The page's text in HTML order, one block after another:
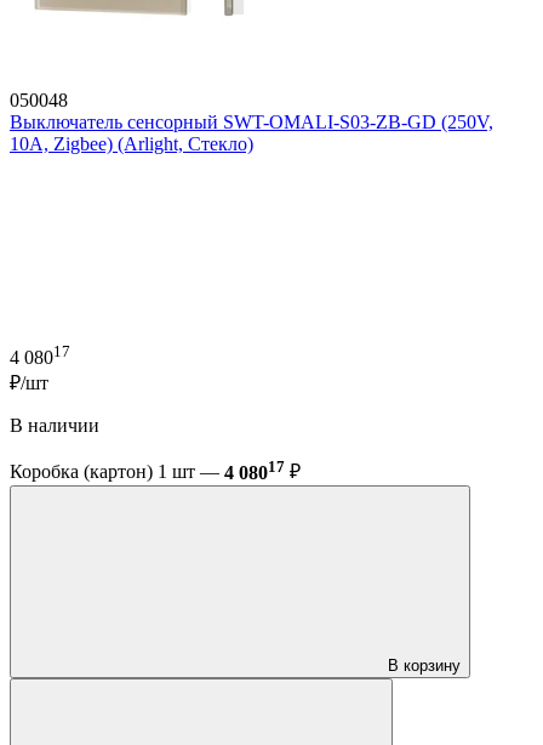
050048
Выключатель сенсорный SWT-OMALI-S03-ZB-GD (250V,
10A, Zigbee) (Arlight, Стекло)
4 08017
₽/шт
В наличии
Коробка (картон) 1 шт — 4 08017 ₽
В корзину